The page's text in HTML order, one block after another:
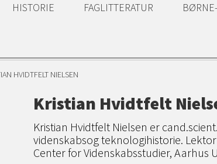
HISTORIE FAGLITTERATUR
HVIDTFELT NIELSEN
Kristian Hvidtfelt
Kristian Hvidtfelt Nielsen er
videnskabsog teknologihistorie.
Center for Videnskabsstudier, Aarhus